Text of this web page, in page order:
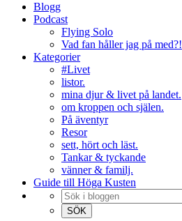
Blogg
Podcast
Flying Solo
Vad fan håller jag på med?!
Kategorier
#Livet
listor.
mina djur & livet på landet.
om kroppen och själen.
På äventyr
Resor
sett, hört och läst.
Tankar & tyckande
vänner & familj.
Guide till Höga Kusten